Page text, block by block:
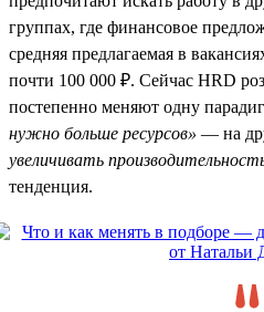
группах, где финансовое
средняя предлагаемая в
почти 100 000 ₽. Сейчас HRD
постепенно меняют одну
нужно больше ресурсов» — на
увеличивать
тенденция.